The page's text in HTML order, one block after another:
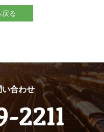
る
い合わせ
2211